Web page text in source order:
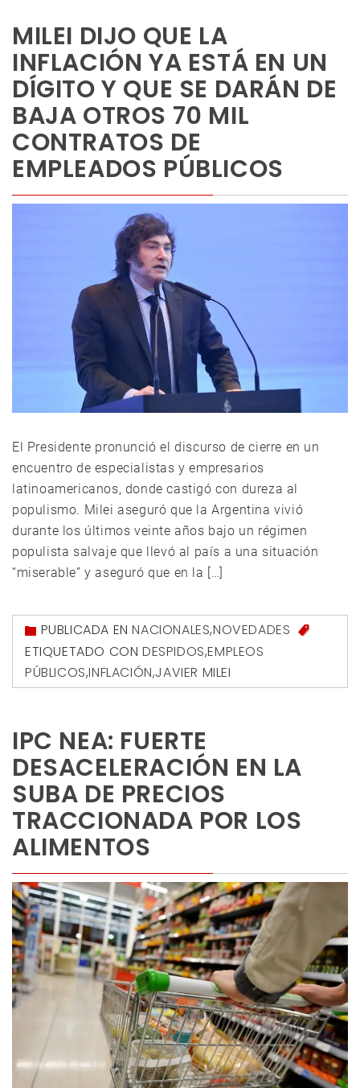
MILEI DIJO QUE LA
INFLACIÓN YA ESTÁ EN UN
DÍGITO Y QUE SE DARÁN DE
BAJA OTROS 70 MIL
CONTRATOS DE
EMPLEADOS PÚBLICOS
El Presidente pronunció el discurso de cierre en un
encuentro de especialistas y empresarios
latinoamericanos, donde castigó con dureza al
populismo. Milei aseguró que la Argentina vivió
durante los últimos veinte años bajo un régimen
populista salvaje que llevó al país a una situación
“miserable” y aseguró que en la […]
PUBLICADA ENNACIONALES,NOVEDADES
ETIQUETADO CON DESPIDOS,EMPLEOS
PÚBLICOS,INFLACIÓN,JAVIER MILEI
IPC NEA: FUERTE
DESACELERACIÓN EN LA
SUBA DE PRECIOS
TRACCIONADA POR LOS
ALIMENTOS